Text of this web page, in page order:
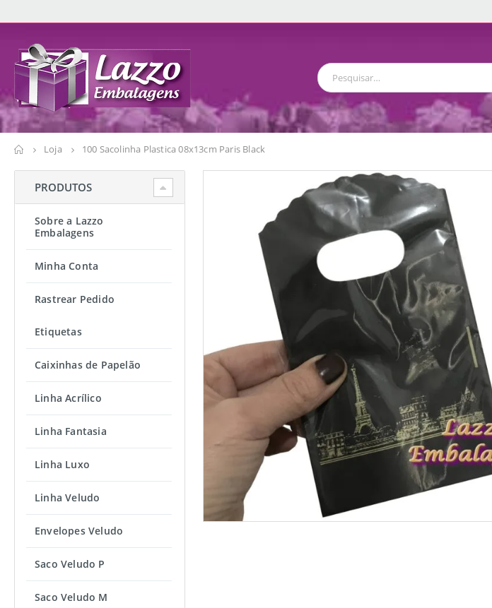
Loja 100 Sacolinha Plastica 08x13cm Paris Black
PRODUTOS
Sobre a Lazzo
Embalagens
Minha Conta
Rastrear Pedido
Etiquetas
Caixinhas de Papelão
Linha Acrílico
Linha Fantasia
Linha Luxo
Linha Veludo
Envelopes Veludo
Saco Veludo P
Saco Veludo M